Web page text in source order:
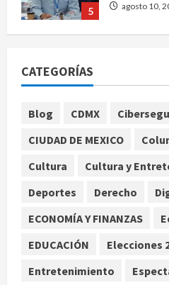
5 agosto 10,
Claudia
domingo
agosto 10,
ciudad y la
CATEGORÍAS
Blog CDMX
CIUDAD DE MEXICO
Cultura
Cultura y
Deportes
Derecho
ECONOMÍA Y FINANZAS
EDUCACIÓN
Elecciones
Entretenimiento